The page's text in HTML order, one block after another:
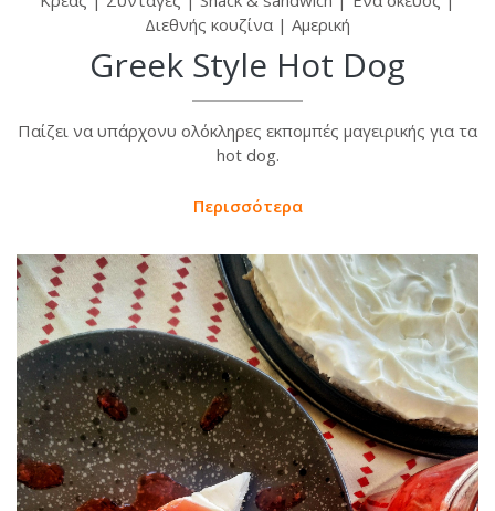
Διεθνής κουζίνα | Αμερική
Greek Style Hot Dog
Παίζει να υπάρχονυ ολόκληρες εκπομπές μαγειρικής για τα
hot dog.
Περισσότερα